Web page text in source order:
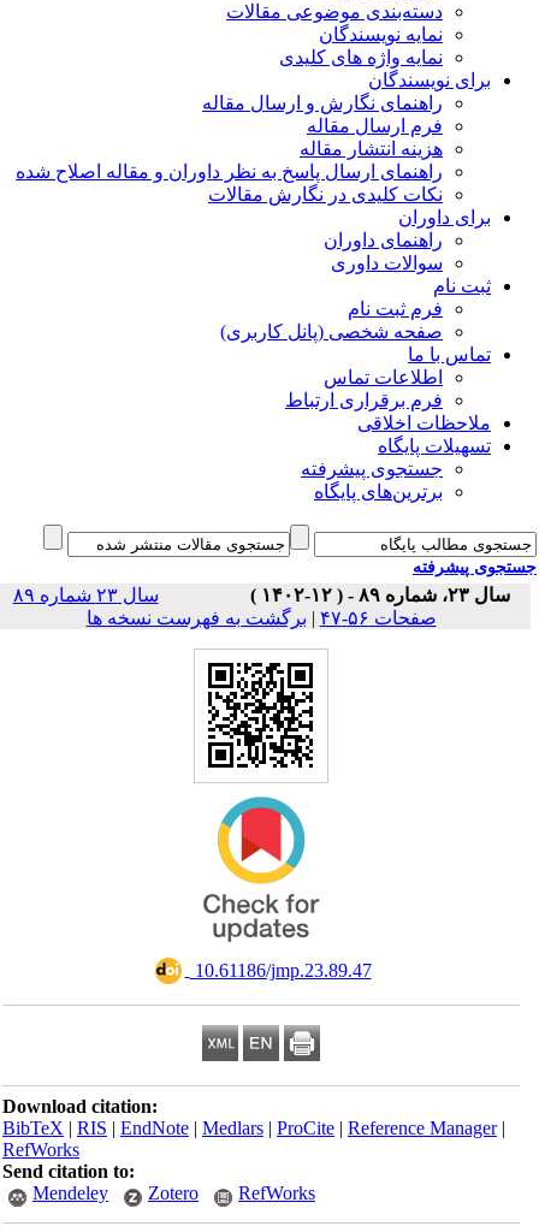
دسته‌بندی موضوعی مقالات
نمایه نویسندگان
نمایه واژه های کلیدی
برای نویسندگان
راهنمای نگارش و ارسال مقاله
فرم ارسال مقاله
هزینه انتشار مقاله
راهنمای ارسال پاسخ به نظر داوران و مقاله اصلاح شده
نکات کلیدی در نگارش مقالات
برای داوران
راهنمای داوران
سوالات داوری
ثبت نام
فرم ثبت نام
صفحه شخصی (پانل کاربری)
تماس با ما
اطلاعات تماس
فرم برقراری ارتباط
ملاحظات اخلاقی
تسهیلات پایگاه
جستجوی پیشرفته
برترین‌های پایگاه
پیشرفته
سال ۲۳، شماره ۸۹ - ( ۱۲-۱۴۰۲ )
سال ۲۳ شماره ۸۹
صفحات ۵۶-۴۷
|برگشت به فهرست نسخه ها
‎ 10.61186/jmp.23.89.47
Download citation:
BibTeX|RIS|EndNote|Medlars|ProCite|Reference Manager
RefWorks
Send citation to:
Mendeley
Zotero RefWorks